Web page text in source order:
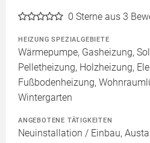
0 Sterne aus 3
HEIZUNG SPEZIALGEBIETE
Wärmepumpe, Gasheizung,
Pelletheizung, Holzheizung,
Fußbodenheizung,
Wintergarten
ANGEBOTENE TÄTIGKEITEN
Neuinstallation / Einbau,